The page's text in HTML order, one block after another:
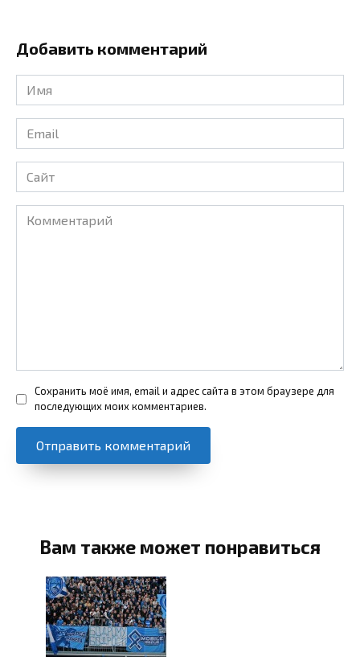
Добавить комментарий
Имя
*
Email
*
Сайт
Комментарий
Сохранить моё имя, email и адрес сайта в этом браузере для
последующих моих комментариев.
Вам также может понравиться